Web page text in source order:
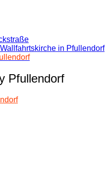
in Pfullendorf
Pfullendorf